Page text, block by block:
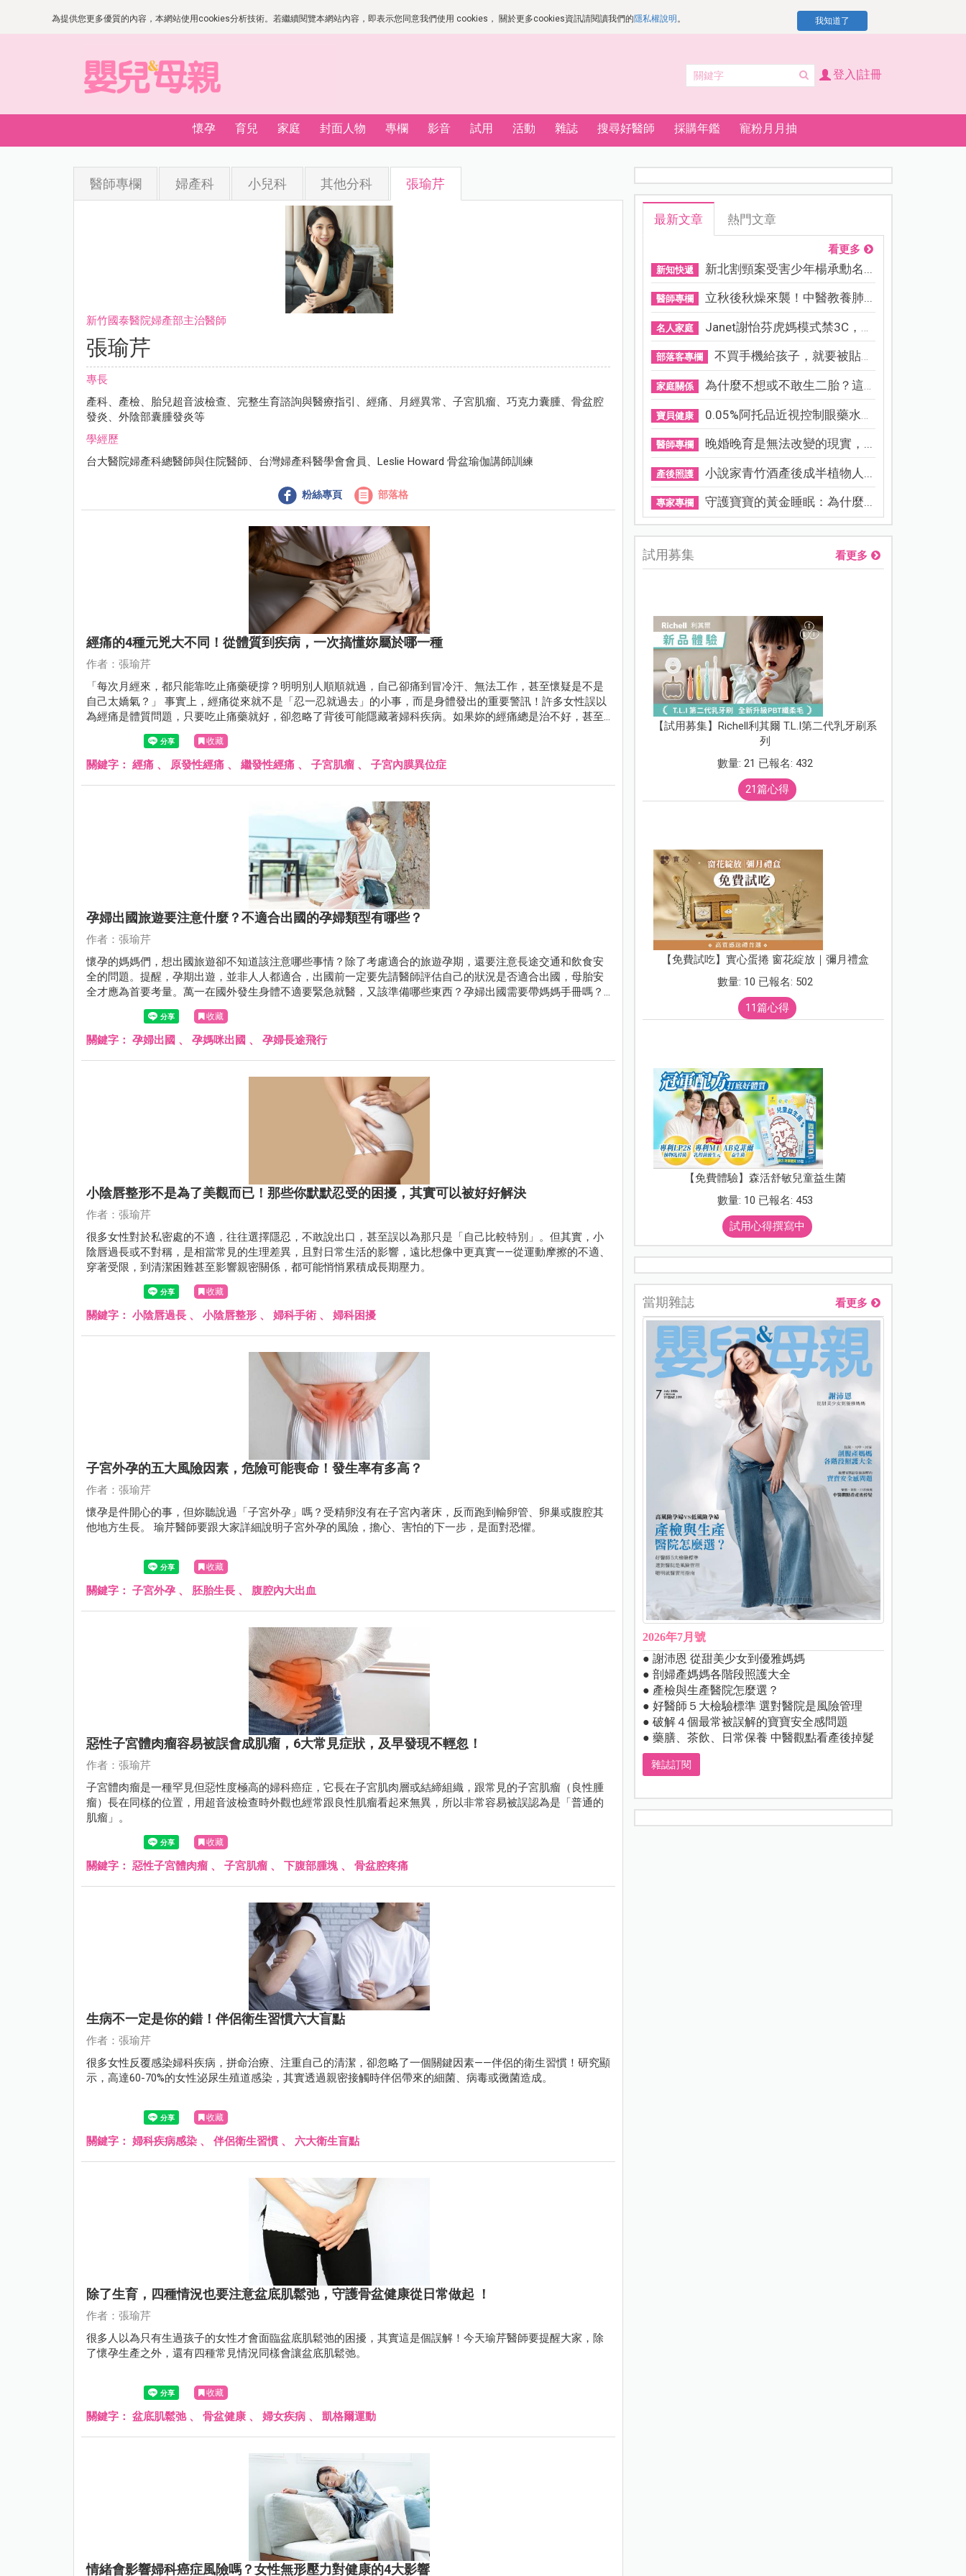
為提供您更多優質的內容，本網站使用cookies分析技術。若繼續閱覽本網站內容，即表示您同意我們使用 cookies， 關於更多cookies資訊請閱讀我們的隱私權說明 。 我知道了
登入|註冊
懷孕 育兒 家庭 封面人物 專欄 影音 試用 活動 雜誌 搜尋好醫師 採購年鑑 寵粉月月抽
醫師專欄 婦產科 小兒科 其他分科 張瑜芹
新竹國泰醫院婦產部主治醫師
張瑜芹
專長
產科、產檢、胎兒超音波檢查、完整生育諮詢與醫療指引、經痛、月經異常、子宮肌瘤、巧克力囊腫、骨盆腔
發炎、外陰部囊腫發炎等
學經歷
台大醫院婦產科總醫師與住院醫師、台灣婦產科醫學會會員、Leslie Howard 骨盆瑜伽講師訓練
粉絲專頁 部落格
經痛的4種元兇大不同！從體質到疾病，一次搞懂妳屬於哪一種
作者：張瑜芹
「每次月經來，都只能靠吃止痛藥硬撐？明明別人順順就過，自己卻痛到冒冷汗、無法工作，甚至懷疑是不是
自己太嬌氣？」 事實上，經痛從來就不是「忍一忍就過去」的小事，而是身體發出的重要警訊！許多女性誤以
為經痛是體質問題，只要吃止痛藥就好，卻忽略了背後可能隱藏著婦科疾病。如果妳的經痛總是治不好，甚至
隨著年紀越來越嚴重，可能是身體正在告訴妳：「這裡出問題了！」
收藏
關鍵字： 經痛 、 原發性經痛 、 繼發性經痛 、 子宮肌瘤 、 子宮內膜異位症
孕婦出國旅遊要注意什麼？不適合出國的孕婦類型有哪些？
作者：張瑜芹
懷孕的媽媽們，想出國旅遊卻不知道該注意哪些事情？除了考慮適合的旅遊孕期，還要注意長途交通和飲食安
全的問題。提醒，孕期出遊，並非人人都適合，出國前一定要先請醫師評估自己的狀況是否適合出國，母胎安
全才應為首要考量。萬一在國外發生身體不適要緊急就醫，又該準備哪些東西？孕婦出國需要帶媽媽手冊嗎？
這篇文章由婦產科張瑜芹醫師，帶你一起來了解這些重要的資訊。
收藏
關鍵字： 孕婦出國 、 孕媽咪出國 、 孕婦長途飛行
小陰唇整形不是為了美觀而已！那些你默默忍受的困擾，其實可以被好好解決
作者：張瑜芹
很多女性對於私密處的不適，往往選擇隱忍，不敢說出口，甚至誤以為那只是「自己比較特別」。但其實，小
陰唇過長或不對稱，是相當常見的生理差異，且對日常生活的影響，遠比想像中更真實——從運動摩擦的不適、
穿著受限，到清潔困難甚至影響親密關係，都可能悄悄累積成長期壓力。
收藏
關鍵字： 小陰唇過長 、 小陰唇整形 、 婦科手術 、 婦科困擾
子宮外孕的五大風險因素，危險可能喪命！發生率有多高？
作者：張瑜芹
懷孕是件開心的事，但妳聽說過「子宮外孕」嗎？受精卵沒有在子宮內著床，反而跑到輸卵管、卵巢或腹腔其
他地方生長。 瑜芹醫師要跟大家詳細說明子宮外孕的風險，擔心、害怕的下一步，是面對恐懼。
收藏
關鍵字： 子宮外孕 、 胚胎生長 、 腹腔內大出血
惡性子宮體肉瘤容易被誤會成肌瘤，6大常見症狀，及早發現不輕忽！
作者：張瑜芹
子宮體肉瘤是一種罕見但惡性度極高的婦科癌症，它長在子宮肌肉層或結締組織，跟常見的子宮肌瘤（良性腫
瘤）長在同樣的位置，用超音波檢查時外觀也經常跟良性肌瘤看起來無異，所以非常容易被誤認為是「普通的
肌瘤」。
收藏
關鍵字： 惡性子宮體肉瘤 、 子宮肌瘤 、 下腹部腫塊、 骨盆腔疼痛
生病不一定是你的錯！伴侶衛生習慣六大盲點
作者：張瑜芹
很多女性反覆感染婦科疾病，拼命治療、注重自己的清潔，卻忽略了一個關鍵因素——伴侶的衛生習慣！研究顯
示，高達60-70%的女性泌尿生殖道感染，其實透過親密接觸時伴侶帶來的細菌、病毒或黴菌造成。
收藏
關鍵字： 婦科疾病感染 、 伴侶衛生習慣 、 六大衛生盲點
除了生育，四種情況也要注意盆底肌鬆弛，守護骨盆健康從日常做起 ！
作者：張瑜芹
很多人以為只有生過孩子的女性才會面臨盆底肌鬆弛的困擾，其實這是個誤解！今天瑜芹醫師要提醒大家，除
了懷孕生產之外，還有四種常見情況同樣會讓盆底肌鬆弛。
收藏
關鍵字： 盆底肌鬆弛、 骨盆健康 、 婦女疾病 、 凱格爾運動
情緒會影響婦科癌症風險嗎？女性無形壓力對健康的4大影響
最新文章 熱門文章
看更多
新知快遞 新北割頸案受害少年楊承勳名...
醫師專欄 立秋後秋燥來襲！中醫教養肺...
名人家庭 Janet謝怡芬虎媽模式禁3C，看...
部落客專欄 不買手機給孩子，就要被貼「...
家庭關係 為什麼不想或不敢生二胎？這8...
寶貝健康 0.05%阿托品近視控制眼藥水納...
醫師專欄 晚婚晚育是無法改變的現實，...
產後照護 小說家青竹酒產後成半植物人...
專家專欄 守護寶寶的黃金睡眠：為什麼...
試用募集 看更多
【試用募集】Richell利其爾 T.L.I第二代乳牙刷系
列
數量: 21 已報名: 432
21篇心得
【免費試吃】實心蛋捲 窗花綻放｜彌月禮盒
數量: 10 已報名: 502
11篇心得
【免費體驗】森活舒敏兒童益生菌
數量: 10 已報名: 453
試用心得撰寫中
當期雜誌 看更多
2026年7月號
● 謝沛恩 從甜美少女到優雅媽媽
● 剖婦產媽媽各階段照護大全
● 產檢與生產醫院怎麼選？
● 好醫師５大檢驗標準 選對醫院是風險管理
● 破解４個最常被誤解的寶寶安全感問題
● 藥膳、茶飲、日常保養 中醫觀點看產後掉髮
雜誌訂閱